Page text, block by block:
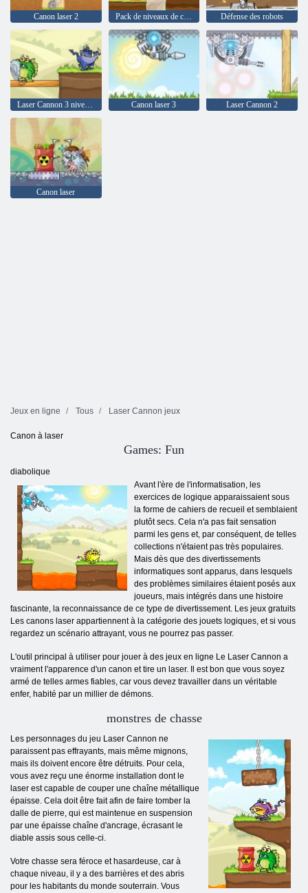
Canon laser 2 Pack de niveaux de canon laser Défense des robots
Canon laser 3 Laser Cannon 2
Canon laser
Jeux en ligne Tous Laser Cannon jeux
Canon à laser
Games: Fun
diabolique
Avant l'ère de l'informatisation, les
exercices de logique apparaissaient sous
la forme de cahiers de recueil et semblaient
plutôt secs. Cela n'a pas fait sensation
parmi les gens et, par conséquent, de telles
collections n'étaient pas très populaires.
Mais dès que des divertissements
informatiques sont apparus, dans lesquels
des problèmes similaires étaient posés aux
joueurs, mais intégrés dans une histoire
fascinante, la reconnaissance de ce type de divertissement. Les jeux gratuits
Les canons laser appartiennent à la catégorie des jouets logiques, et si vous
regardez un scénario attrayant, vous ne pourrez pas passer.
L'outil principal à utiliser pour jouer à des jeux en ligne Le Laser Cannon a
vraiment l'apparence d'un canon et tire un laser. Il est bon que vous soyez
armé de telles armes fiables, car vous devez travailler dans un véritable
enfer, habité par un millier de démons.
monstres de chasse
Les personnages du jeu Laser Cannon ne
paraissent pas effrayants, mais même mignons,
mais ils doivent encore être détruits. Pour cela,
vous avez reçu une énorme installation dont le
laser est capable de couper une chaîne métallique
épaisse. Cela doit être fait afin de faire tomber la
dalle de pierre, qui est maintenue en suspension
par une épaisse chaîne d'ancrage, écrasant le
diable assis sous celle-ci.
Votre chasse sera féroce et hasardeuse, car à
chaque niveau, il y a des barrières et des abris
pour les habitants du monde souterrain. Vous